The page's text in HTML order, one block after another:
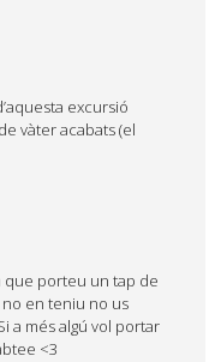
excursió
vàter acabats (el
que porteu un tap de
no en teniu no us
a més algú vol portar
<3